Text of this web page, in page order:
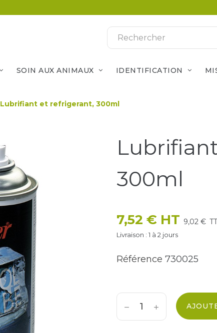
SOIN AUX ANIMAUX IDENTIFICATION
Lubrifiant et refrigerant, 300ml
300ml
7,52 € HT 9,02 €
Livraison : 1 à 2 jours
Référence 730025